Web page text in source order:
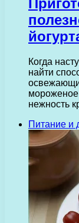
Когда
найти
мороженое
нежность
Питание и